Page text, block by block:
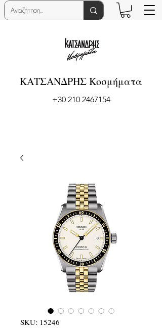
ΚΑΤΣΑΝΔΡΗΣ Κοσμήματα
+30 210 2467154
SKU: 15246